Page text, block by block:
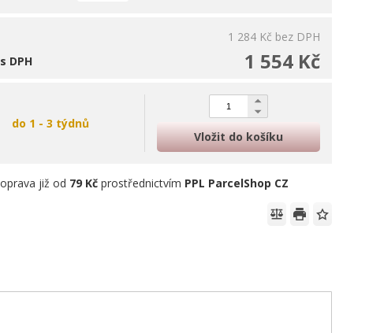
1 284 Kč bez DPH
1 554 Kč
DPH
do 1 - 3 týdnů
Vložit do košíku
již od 79 Kč prostřednictvím PPL ParcelShop CZ